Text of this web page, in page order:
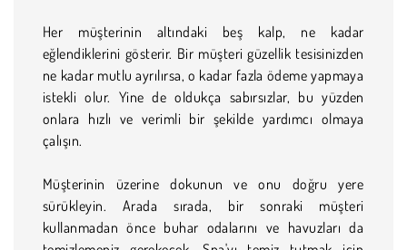
Her müşterinin altındaki beş kalp, ne kadar
eğlendiklerini gösterir. Bir müşteri güzellik tesisinizden
ne kadar mutlu ayrılırsa, o kadar fazla ödeme yapmaya
istekli olur. Yine de oldukça sabırsızlar, bu yüzden
onlara hızlı ve verimli bir şekilde yardımcı olmaya
çalışın.
Müşterinin üzerine dokunun ve onu doğru yere
sürükleyin. Arada sırada, bir sonraki müşteri
kullanmadan önce buhar odalarını ve havuzları da